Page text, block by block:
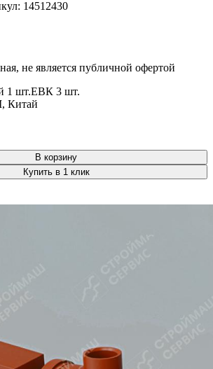
14512430
не является публичной офертой
1 шт.ЕВК 3 шт.
Китай
В корзину
Купить в 1 клик